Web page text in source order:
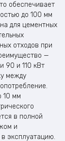
обеспечивает
до 100 мм
для цементных
отходов при
—
90 и 110 кВт
между
10 мм
в полной
и
эксплуатацию.